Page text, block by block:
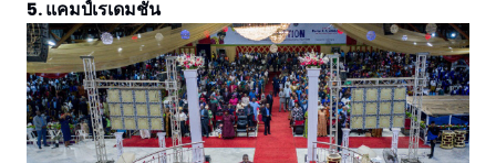
5. แคมป์เรเดมชั่น